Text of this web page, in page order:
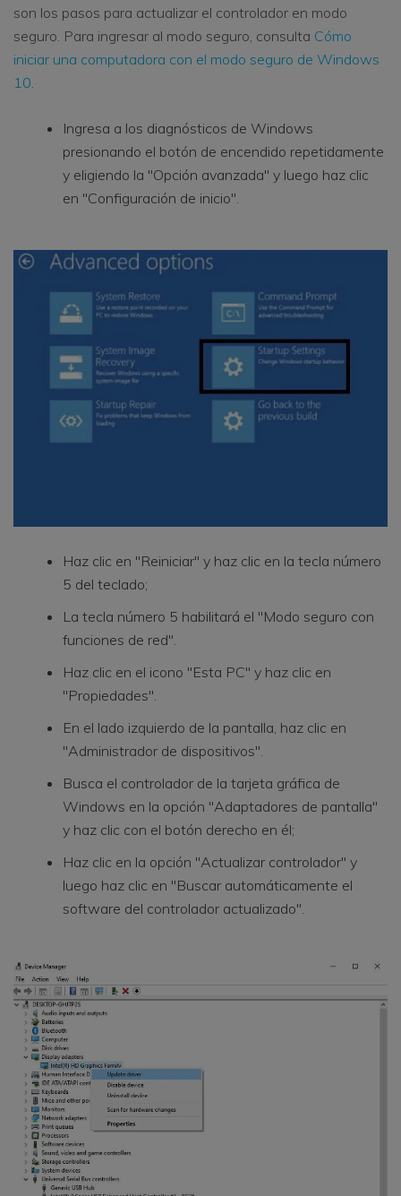
son los pasos para actualizar el controlador en modo
seguro. Para ingresar al modo seguro, consulta Cómo
iniciar una computadora con el modo seguro de Windows
10
Ingresa a los diagnósticos de Windows
presionando el botón de encendido repetidamente
y eligiendo la "Opción avanzada" y luego haz clic
en "Configuración de inicio".
Haz clic en "Reiniciar" y haz clic en la tecla número
5 del teclado;
La tecla número 5 habilitará el "Modo seguro con
funciones de red".
Haz clic en el icono "Esta PC" y haz clic en
"Propiedades".
En el lado izquierdo de la pantalla, haz clic en
"Administrador de dispositivos".
Busca el controlador de la tarjeta gráfica de
Windows en la opción "Adaptadores de pantalla"
y haz clic con el botón derecho en él;
Haz clic en la opción "Actualizar controlador" y
luego haz clic en "Buscar automáticamente el
software del controlador actualizado".